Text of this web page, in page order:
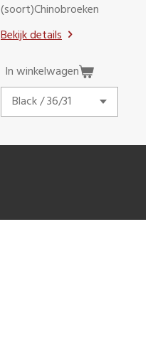
(soort)Chinobroeken
Bekijk details
In winkelwagen